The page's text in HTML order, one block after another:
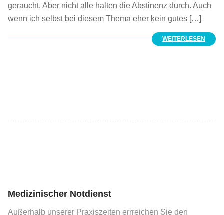
geraucht. Aber nicht alle halten die Abstinenz durch. Auch
wenn ich selbst bei diesem Thema eher kein gutes […]
WEITERLESEN
Medizinischer Notdienst
Außerhalb unserer Praxiszeiten errreichen Sie den